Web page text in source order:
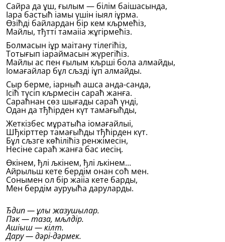
Сайра да ұш, ғылым — бiлiм баішасында,
Іара бастыћ іамы үшiн іыял іұрма.
Өзiћдi байлардан бiр кем кљрмећiз,
Майлы, тђттi тамаііа жұгiрмећiз.
Болмасын іұр маітану тiлегiћiз,
Тотығып іараймасын жүрегiћiз.
Майлы ас пен ғылым кљршi бола алмайды,
Іомағайлар бұл сљздi іұп алмайды.
Сыр берме, іарныћ ашса анда-санда,
Iсiћ түсiп кљрмесiн сараћ жанға.
Сараћнан сөз шығады сараћ үндi,
Одан да тђћiрден күт тамағыћды,
Жеткiзбес мұратыћа іомағайлыі,
Шђкiрттер тамағыћды тђћiрден күт.
Бұл сљзге көћiлiћiз ренжiмесiн,
Несiне сараћ жанға бас иесiң.
Өкiнем, ђлi љкiнем, ђлi љкiнем...
Айрыльш кете бердiм онан соћ мен.
Сонымен ол бiр жаііа кете барды,
Мен бердiм ауруыћа даруларды.
Ђдип — ұлы жазушылар.
Пәк — таза, мљлдiр.
Ашіыш — кiлт.
Дару — дәрi-дәрмек.